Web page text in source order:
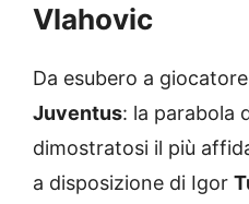
Vlahovic
Da esubero a
Juventus: la parabola
dimostratosi il più
a disposizione di Igor